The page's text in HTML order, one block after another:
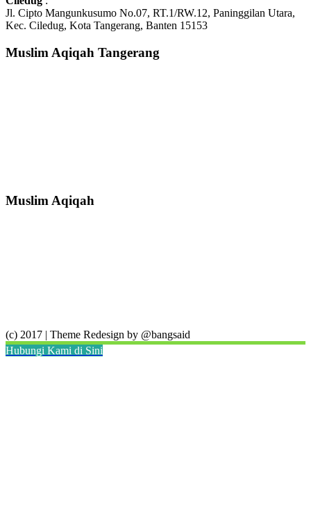
Jl. Cipto Mangunkusumo No.07, RT.1/RW.12, Paninggilan Utara,
Kec. Ciledug, Kota Tangerang, Banten 15153
Muslim Aqiqah Tangerang
Muslim Aqiqah
(c) 2017 | Theme Redesign by @bangsaid
Hubungi Kami di Sini